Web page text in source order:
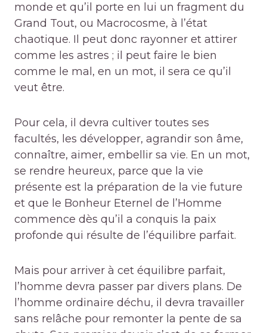
monde et qu’il porte en lui un fragment du
Grand Tout, ou Macrocosme, à l’état
chaotique. Il peut donc rayonner et attirer
comme les astres ; il peut faire le bien
comme le mal, en un mot, il sera ce qu’il
veut être.
Pour cela, il devra cultiver toutes ses
facultés, les développer, agrandir son âme,
connaître, aimer, embellir sa vie. En un mot,
se rendre heureux, parce que la vie
présente est la préparation de la vie future
et que le Bonheur Eternel de l’Homme
commence dès qu’il a conquis la paix
profonde qui résulte de l’équilibre parfait.
Mais pour arriver à cet équilibre parfait,
l’homme devra passer par divers plans. De
l’homme ordinaire déchu, il devra travailler
sans relâche pour remonter la pente de sa